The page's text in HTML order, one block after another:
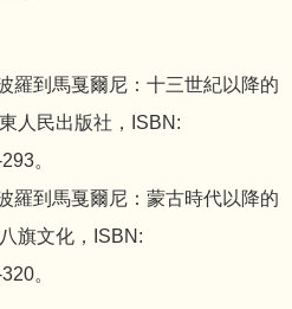
到馬戛爾尼：十三世紀以降的
人民出版社，ISBN:
。
到馬戛爾尼：蒙古時代以降的
旗文化，ISBN:
。